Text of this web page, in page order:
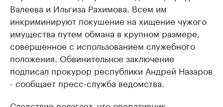
Валеева и Ильгиза Рахимова. Всем им
инкриминируют покушение на хищение чужого
имущества путем обмана в крупном размере,
совершенное с использованием служебного
положения. Обвинительное заключение
подписал прокурор республики Андрей Назаров
- сообщает пресс-служба ведомства.